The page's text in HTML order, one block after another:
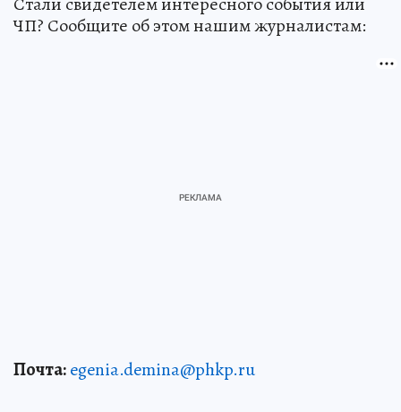
ЧП? Сообщите об этом нашим журналистам:
Почта:egenia.demina@phkp.ru